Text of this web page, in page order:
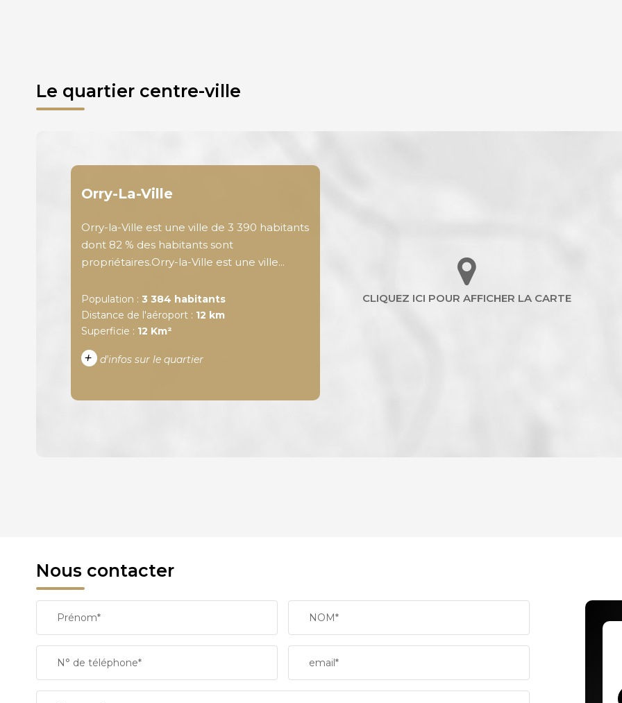
Le quartier centre-ville
Orry-La-Ville
Orry-la-Ville est une ville de 3 390 habitants
dont 82 % des habitants sont
propriétaires.Orry-la-Ville est une ville...
Population : 3 384 habitants
Distance de l'aéroport : 12 km
Superficie : 12 Km²
+ d'infos sur le quartier
TAXE FONCIÈRE
SUPERFICIE :
RESTAURANTS ET CAFÉS COMMERCES
Nous contacter
Prénom* NOM*
N° de téléphone* email*